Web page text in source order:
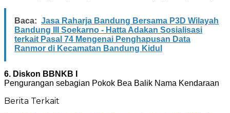
Baca: Jasa Raharja Bandung Bersama P3D Wilayah
Bandung III Soekarno - Hatta Adakan Sosialisasi
terkait Pasal 74 Mengenai Penghapusan Data
Ranmor di Kecamatan Bandung Kidul
6. Diskon BBNKB I
Pengurangan sebagian Pokok Bea Balik Nama Kendaraan
Berita Terkait